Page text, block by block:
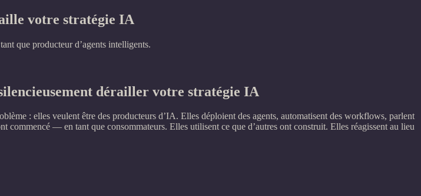
votre stratégie IA
que producteur d’agents intelligents.
dérailler votre stratégie IA
: elles veulent être des producteurs d’IA. Elles déploient des agents, automatisent des workflows, parlent
— en tant que consommateurs. Elles utilisent ce que d’autres ont construit. Elles réagissent au lieu